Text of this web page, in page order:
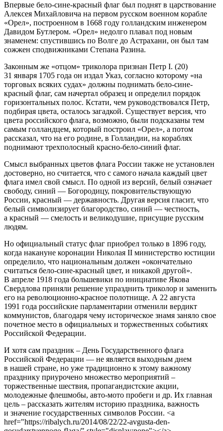
Впервые бело-сине-красный флаг был поднят в царствование
Алексея Михайловича на первом русском военном корабле
«Орел», построенном в 1668 году голландским инженером
Давидом Бутлером. «Орел» недолго плавал под новым
знаменем: спустившись по Волге до Астрахани, он был там
сожжен сподвижниками Степана Разина.
Законным же «отцом» триколора признан Петр I. (20)
31 января 1705 года он издал Указ, согласно которому «на
торговых всяких судах» должны поднимать бело-сине-
красный флаг, сам начертал образец и определил порядок
горизонтальных полос. Кстати, чем руководствовался Петр,
подбирая цвета, осталось загадкой. Существует версия, что
цвета российского флага, возможно, были подсказаны тем
самым голландцем, который построил «Орел», а потом
рассказал, что на его родине, в Голландии, на кораблях
поднимают трехполосный красно-бело-синий флаг.
Смысл выбранных цветов флага России также не установлен
достоверно, но считается, что с самого начала каждый цвет
флага имел свой смысл. По одной из версий, белый означает
свободу, синий — Богородицу, покровительствующую
России, красный — державность. Другая версия гласит, что
белый символизирует благородство, синий — честность,
а красный — смелость и великодушие, присущие русским
людям.
Но официальный статус флаг приобрел только в 1896 году,
когда накануне коронации Николая II министерство юстиции
определило, что национальным должен «окончательно
считаться бело-сине-красный цвет, и никакой другой».
В апреле 1918 года большевики по инициативе Якова
Свердлова приняли решение упразднить триколор и заменить
его на революционно-красное полотнище. А 22 августа
1991 года российские парламентарии отменили вердикт
коммунистов, благодаря чему историческое знамя заняло свое
почетное место в официальных и торжественных событиях
Российской Федерации.
И хотя сам праздник – День Государственного флага
Российской Федерации — не является выходным днем
в нашей стране, но уже традиционно к этому важному
празднику приурочено множество мероприятий –
торжественные шествия, пропагандистские акции,
молодежные флешмобы, авто-мото пробеги и др. Их главная
цель – рассказать жителям историю праздника, важность
и значение государственных символов России. <a
href="https://ribalych.ru/2014/08/22/22-avgusta-den-